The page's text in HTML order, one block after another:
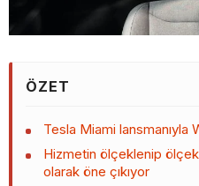
ÖZET
Tesla Miami lansmanıyla
Hizmetin ölçeklenip
olarak öne çıkıyor